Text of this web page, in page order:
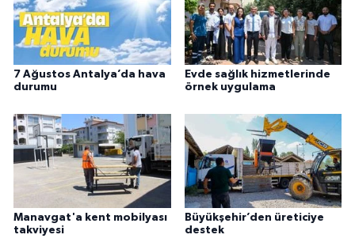
7 Ağustos Antalya’da hava
durumu
Evde sağlık hizmetlerinde
örnek uygulama
Manavgat'a kent mobilyası
takviyesi
Büyükşehir’den üreticiye
destek